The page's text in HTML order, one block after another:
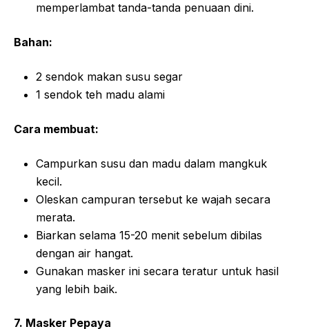
memperlambat tanda-tanda penuaan dini.
Bahan:
2 sendok makan susu segar
1 sendok teh madu alami
Cara membuat:
Campurkan susu dan madu dalam mangkuk
kecil.
Oleskan campuran tersebut ke wajah secara
merata.
Biarkan selama 15-20 menit sebelum dibilas
dengan air hangat.
Gunakan masker ini secara teratur untuk hasil
yang lebih baik.
7. Masker Pepaya